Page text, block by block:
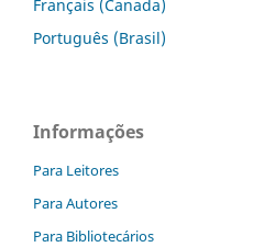
Français (Canada)
Português (Brasil)
Informações
Para Leitores
Para Autores
Para Bibliotecários